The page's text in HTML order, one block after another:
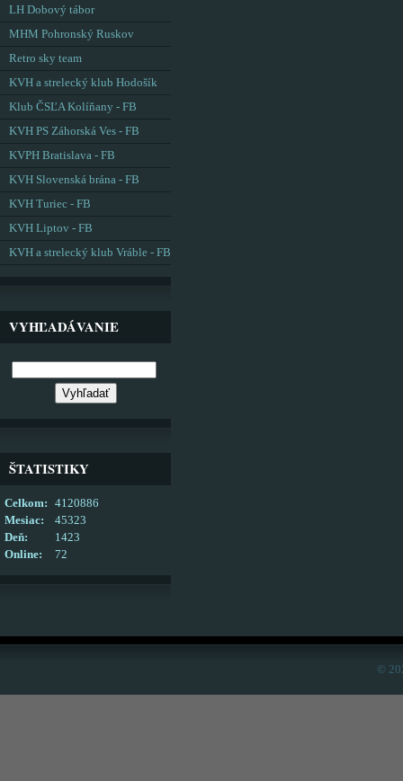
LH Dobový tábor
MHM Pohronský Ruskov
Retro sky team
KVH a strelecký klub Hodošík
Klub ČSĽA Kolíňany - FB
KVH PS Záhorská Ves - FB
KVPH Bratislava - FB
KVH Slovenská brána - FB
KVH Turiec - FB
KVH Liptov - FB
KVH a strelecký klub Vráble - FB
VYHĽADÁVANIE
ŠTATISTIKY
Online: 72
Celkom:
4120886
Mesiac:
45323
Deň:
1423
©